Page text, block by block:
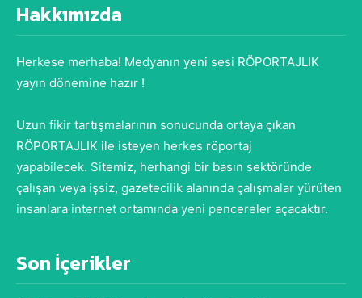
Hakkımızda
Herkese merhaba! Medyanın yeni sesi RÖPORTAJLIK
yayın dönemine hazır !
Uzun fikir tartışmalarının sonucunda ortaya çıkan
RÖPORTAJLIK ile isteyen herkes röportaj
yapabilecek. Sitemiz, herhangi bir basın sektöründe
çalışan veya işsiz, gazetecilik alanında çalışmalar yürüten
insanlara internet ortamında yeni pencereler açacaktır.
Son İçerikler